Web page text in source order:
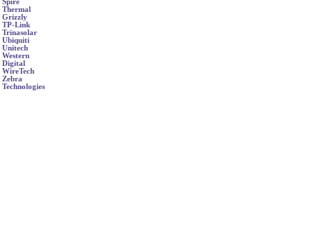
Spire
Thermal
Grizzly
TP-Link
Trinasolar
Ubiquiti
Unitech
Western
Digital
WireTech
Zebra
Technologies